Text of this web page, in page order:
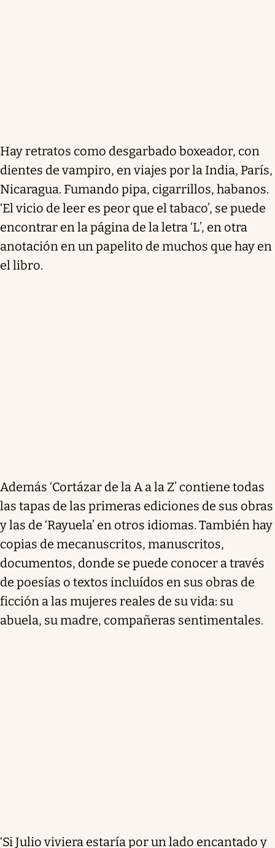
Hay retratos como desgarbado boxeador, con
dientes de vampiro, en viajes por la India, París,
Nicaragua. Fumando pipa, cigarrillos, habanos.
‘El vicio de leer es peor que el tabaco’, se puede
encontrar en la página de la letra ‘L’, en otra
anotación en un papelito de muchos que hay en
el libro.
Además ‘Cortázar de la A a la Z’ contiene todas
las tapas de las primeras ediciones de sus obras
y las de ‘Rayuela’ en otros idiomas. También hay
copias de mecanuscritos, manuscritos,
documentos, donde se puede conocer a través
de poesías o textos incluídos en sus obras de
ficción a las mujeres reales de su vida: su
abuela, su madre, compañeras sentimentales.
‘Si Julio viviera estaría por un lado encantado y